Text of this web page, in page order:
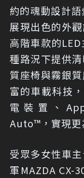
約的魂動設計
展現出色的外
高階車款的
種路況下提供
質座椅與霧銀
富的車載科技
電裝置、
Auto™，實現更
受眾多女性車
軍MAZDA CX-